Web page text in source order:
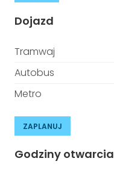
Dojazd
Tramwaj
Autobus
Metro
ZAPLANUJ
Godziny otwarcia